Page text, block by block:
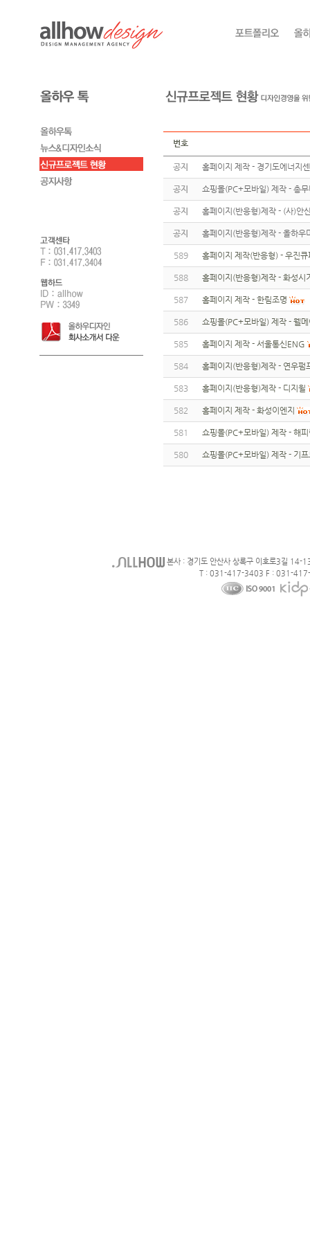
번호
공지 홈페이지 제작 - 경기도에너지
공지 쇼핑몰(PC+모바일) 제작 - 총
공지 홈페이지(반응형)제작 - (사)안
공지 홈페이지(반응형)제작 - 올하우
589 홈페이지 제작(반응형) - 우진큐
588 홈페이지(반응형)제작 - 화성시
587 홈페이지 제작 - 한림조명
586 쇼핑몰(PC+모바일) 제작 - 웰
585 홈페이지 제작 - 서울통신ENG
584 홈페이지(반응형)제작 - 연우펌
583 홈페이지(반응형)제작 - 디지윌
582 홈페이지 제작 - 화성이엔지
581 쇼핑몰(PC+모바일) 제작 - 해
580 쇼핑몰(PC+모바일) 제작 - 기
본사 : 경기도 안산사 상록구 이호로3길 14-
T : 031-417-3403 F : 031-